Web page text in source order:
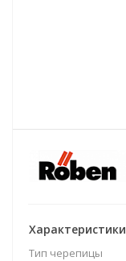
Характеристики
Тип черепицы